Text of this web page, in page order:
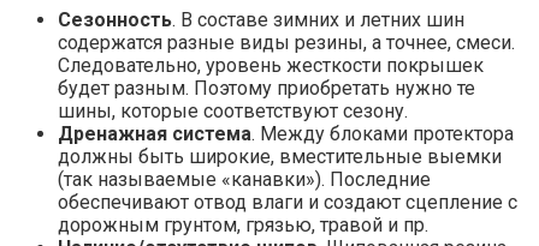
Сезонность. В составе зимних и летних шин
содержатся разные виды резины, а точнее, смеси.
Следовательно, уровень жесткости покрышек
будет разным. Поэтому приобретать нужно те
шины, которые соответствуют сезону.
Дренажная система. Между блоками протектора
должны быть широкие, вместительные выемки
(так называемые «канавки»). Последние
обеспечивают отвод влаги и создают сцепление с
дорожным грунтом, грязью, травой и пр.